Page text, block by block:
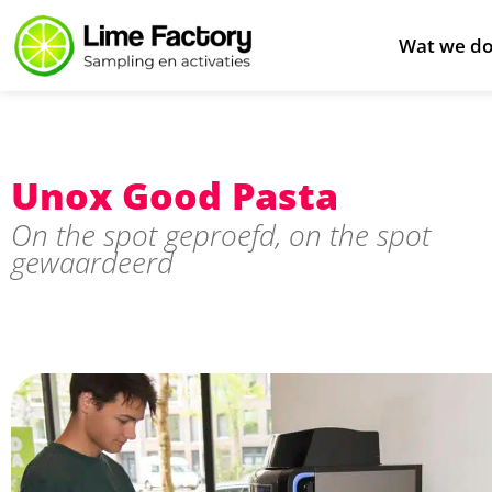
Wat we
Unox Good Pasta
On the spot geproefd, on the spot
gewaardeerd